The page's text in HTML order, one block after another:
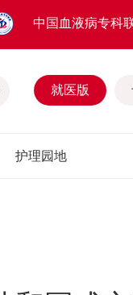
中国血液病专科
就医版
护理园地